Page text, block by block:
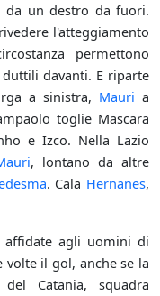
da un destro da fuori.
l'atteggiamento
permettono
davanti. E riparte
a sinistra, Mauri a
toglie Mascara
e Izco. Nella Lazio
, lontano da altre
. Cala Hernanes,
affidate agli uomini di
il gol, anche se la
Catania, squadra